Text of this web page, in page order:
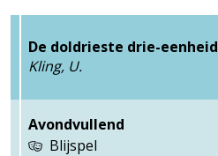
De doldrieste drie-eenheid
Kling, U.
Avondvullend
Blijspel